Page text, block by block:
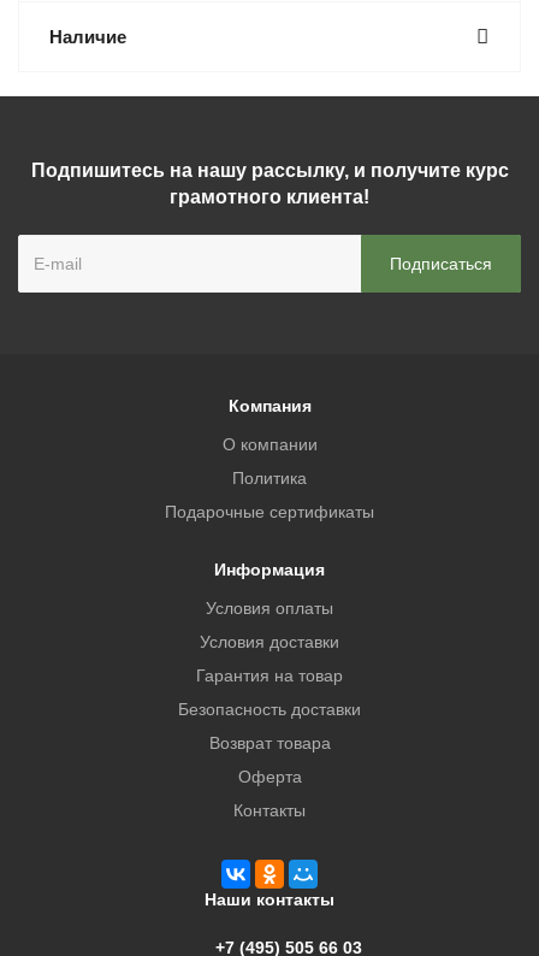
Наличие
Подпишитесь на нашу рассылку, и получите курс
грамотного клиента!
Компания
О компании
Политика
Подарочные сертификаты
Информация
Условия оплаты
Условия доставки
Гарантия на товар
Безопасность доставки
Возврат товара
Оферта
Контакты
Наши контакты
+7 (495) 505 66 03